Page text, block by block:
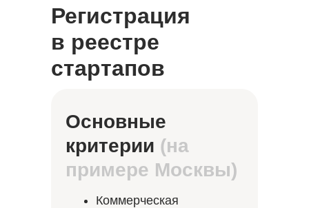
Регистрация
в реестре
стартапов
Коммерческая
Основные
критерии (на
примере Москвы)